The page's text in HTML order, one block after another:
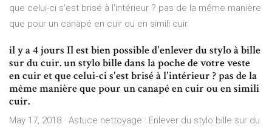
que celui-ci s'est brisé à l'intérieur ? pas de la même manière
que pour un canapé en cuir ou en simili cuir.
il y a 4 jours Il est bien possible d'enlever du stylo à bille
sur du cuir. un stylo bille dans la poche de votre veste
en cuir et que celui-ci s'est brisé à l'intérieur ? pas de la
même manière que pour un canapé en cuir ou en simili
cuir.
May 17, 2018 · Astuce nettoyage : Enlever du stylo bille sur du